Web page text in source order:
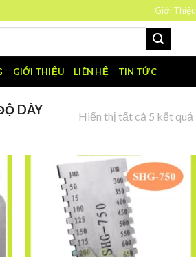
Giới Thiệu
GIỚI THIỆU LIÊN HỆ TIN TỨC
DÀY
Hiển thị tất cả 5 kết quả